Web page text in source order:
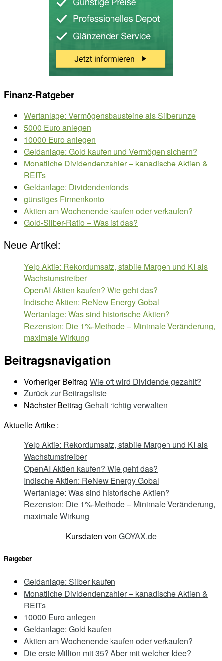
Finanz-Ratgeber
Wertanlage: Vermögensbausteine als Silberunze
5000 Euro anlegen
10000 Euro anlegen
Geldanlage: Gold kaufen und Vermögen sichern?
Monatliche Dividendenzahler – kanadische Aktien &
REITs
Geldanlage: Dividendenfonds
günstiges Firmenkonto
Aktien am Wochenende kaufen oder verkaufen?
Gold-Silber-Ratio – Was ist das?
Neue Artikel:
Yelp Aktie: Rekordumsatz, stabile Margen und KI als
Wachstumstreiber
OpenAI Aktien kaufen? Wie geht das?
Indische Aktien: ReNew Energy Gobal
Wertanlage: Was sind historische Aktien?
Rezension: Die 1%-Methode – Minimale Veränderung,
maximale Wirkung
Beitragsnavigation
Vorheriger Beitrag Wie oft wird Dividende gezahlt?
Zurück zur Beitragsliste
Nächster Beitrag Gehalt richtig verwalten
Aktuelle Artikel:
Yelp Aktie: Rekordumsatz, stabile Margen und KI als
Wachstumstreiber
OpenAI Aktien kaufen? Wie geht das?
Indische Aktien: ReNew Energy Gobal
Wertanlage: Was sind historische Aktien?
Rezension: Die 1%-Methode – Minimale Veränderung,
maximale Wirkung
Kursdaten von GOYAX.de
Ratgeber
Geldanlage: Silber kaufen
Monatliche Dividendenzahler – kanadische Aktien &
REITs
10000 Euro anlegen
Geldanlage: Gold kaufen
Aktien am Wochenende kaufen oder verkaufen?
Die erste Million mit 35? Aber mit welcher Idee?